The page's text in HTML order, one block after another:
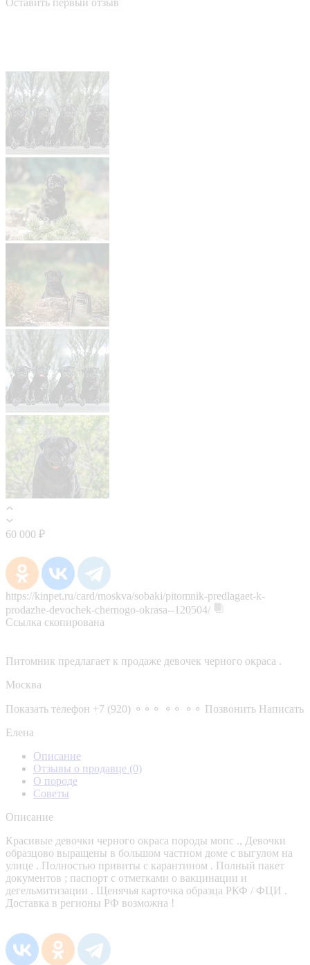
60 000 ₽
https://kinpet.ru/card/moskva/sobaki/pitomnik-predlagaet-k-
prodazhe-devochek-chernogo-okrasa--120504/
Ссылка скопирована
Питомник предлагает к продаже девочек черного окраса .
Москва
Показать телефон +7 (920) ⚬⚬⚬ ⚬⚬ ⚬⚬ Позвонить Написать
Елена
Описание
Отзывы о продавце (0)
О породе
Советы
Описание
Красивые девочки черного окраса породы мопс ., Девочки
образцово выращены в большом частном доме с выгулом на
улице . Полностью привиты с карантином . Полный пакет
документов ; паспорт с отметками о вакцинации и
дегельмитизации . Щенячья карточка образца РКФ / ФЦИ .
Доставка в регионы РФ возможна !